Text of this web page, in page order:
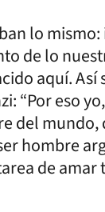
lo
de lo
aquí. Así
“Por eso
del mundo,
hombre
de amar